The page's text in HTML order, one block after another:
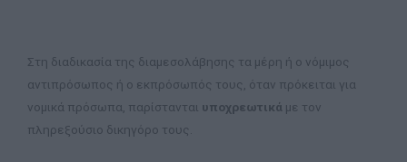
Στη διαδικασία της διαμεσολάβησης τα μέρη ή ο νόμιμος
αντιπρόσωπος ή ο εκπρόσωπός τους, όταν πρόκειται για
νομικά πρόσωπα, παρίστανται υποχρεωτικά με τον
πληρεξούσιο δικηγόρο τους.